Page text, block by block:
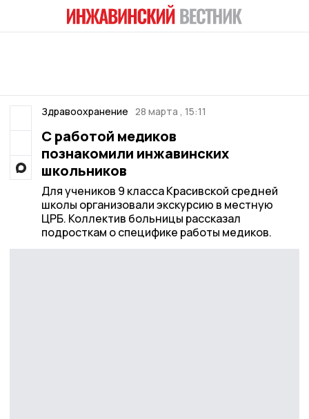
Здравоохранение 28 марта , 15:11
С работой медиков
познакомили инжавинских
школьников
Для учеников 9 класса Красивской средней
школы организовали экскурсию в местную
ЦРБ. Коллектив больницы рассказал
подросткам о специфике работы медиков.